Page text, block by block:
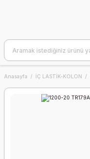
Anasayfa İÇ LASTİK-KOLON